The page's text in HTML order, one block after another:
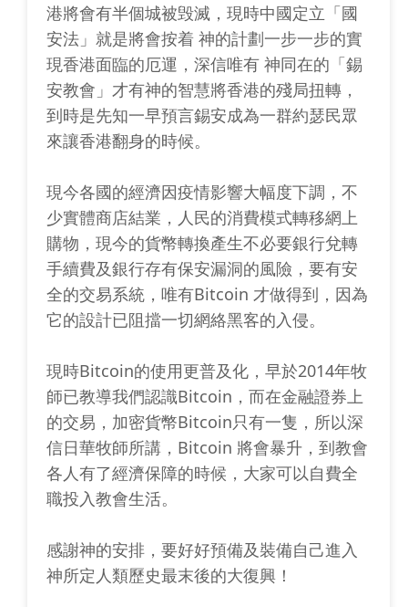
港將會有半個城被毁滅，現時中國定立「國
安法」就是將會按着 神的計劃一步一步的實
現香港面臨的厄運，深信唯有 神同在的「錫
安教會」才有神的智慧將香港的殘局扭轉，
到時是先知一早預言錫安成為一群約瑟民眾
來讓香港翻身的時候。
現今各國的經濟因疫情影響大幅度下調，不
少實體商店結業，人民的消費模式轉移網上
購物，現今的貨幣轉換產生不必要銀行兌轉
手續費及銀行存有保安漏洞的風險，要有安
全的交易系統，唯有Bitcoin 才做得到，因為
它的設計已阻擋一切網絡黑客的入侵。
現時Bitcoin的使用更普及化，早於2014年牧
師已教導我們認識Bitcoin，而在金融證券上
的交易，加密貨幣Bitcoin只有一隻，所以深
信日華牧師所講，Bitcoin 將會暴升，到教會
各人有了經濟保障的時候，大家可以自費全
職投入教會生活。
感謝神的安排，要好好預備及裝備自己進入
神所定人類歷史最末後的大復興！